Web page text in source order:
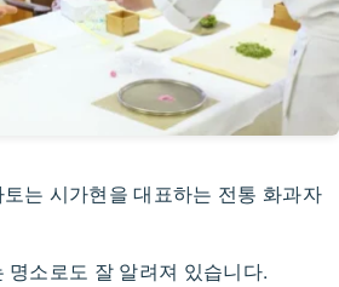
는 시가현을 대표하는 전통 화과자
명소로도 잘 알려져 있습니다.